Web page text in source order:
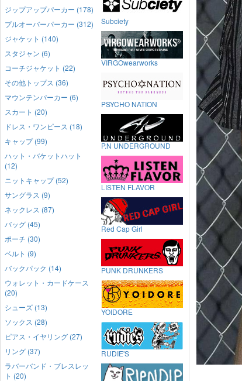
ジップアップパーカー (178)
プルオーバーパーカー (312)
ジャケット (140)
スタジャン (6)
コーチジャケット (22)
その他トップス (36)
マウンテンパーカー (6)
スカート (20)
ドレス・ワンピース (18)
キャップ (99)
ハット・バケットハット
(12)
ニットキャップ (52)
サングラス (9)
ネックレス (87)
バッグ (45)
ポーチ (30)
ベルト (9)
バックパック (14)
ウォレット・カードケース
(20)
シューズ (13)
ソックス (28)
ピアス・イヤリング (27)
リング (37)
ラバーバンド・ブレスレッ
ト (20)
Subciety
VIRGOwearworks
PSYCHO NATION
P.N UNDERGROUND
LISTEN FLAVOR
Red Cap Girl
PUNK DRUNKERS
YOIDORE
RUDIE'S